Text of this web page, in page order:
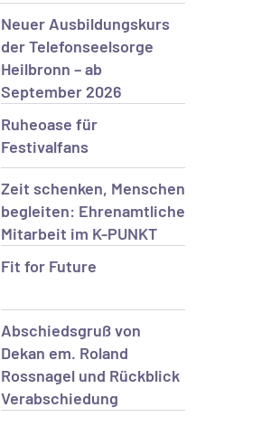
Neuer Ausbildungskurs
der Telefonseelsorge
Heilbronn – ab
September 2026
Ruheoase für
Festivalfans
Zeit schenken, Menschen
begleiten: Ehrenamtliche
Mitarbeit im K-PUNKT
Fit for Future
Abschiedsgruß von
Dekan em. Roland
Rossnagel und Rückblick
Verabschiedung